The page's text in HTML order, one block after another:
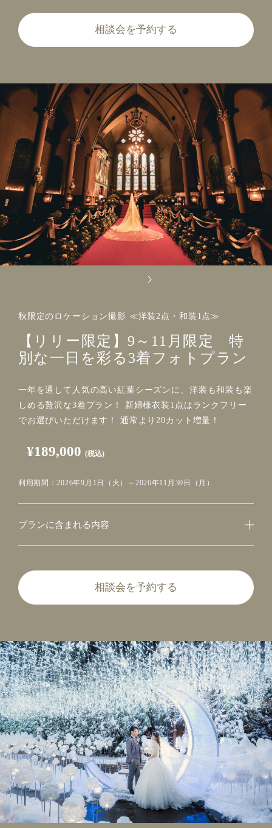
相談会を予約する
秋限定のロケーション撮影 ≪洋装2点・和装1点≫
【リリー限定】9～11月限定 特
別な一日を彩る3着フォトプラン
一年を通して人気の高い紅葉シーズンに、洋装も和装も楽
しめる贅沢な3着プラン！ 新婦様衣装1点はランクフリー
でお選びいただけます！ 通常より20カット増量！
¥189,000 (税込)
利用期間：2026年9月1日（火）～2026年11月30日（月）
プランに含まれる内容
相談会を予約する